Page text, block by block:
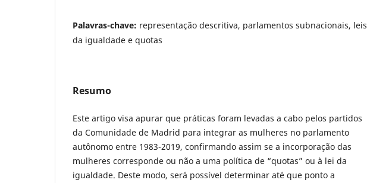
Palavras-chave: representação descritiva, parlamentos subnacionais, leis
da igualdade e quotas
Resumo
Este artigo visa apurar que práticas foram levadas a cabo pelos partidos
da Comunidade de Madrid para integrar as mulheres no parlamento
autônomo entre 1983-2019, confirmando assim se a incorporação das
mulheres corresponde ou não a uma política de “quotas” ou à lei da
igualdade. Deste modo, será possível determinar até que ponto a